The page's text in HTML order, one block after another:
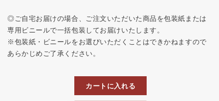
◎ご自宅お届けの場合、ご注文いただいた商品を包装紙または
専用ビニールで一括包装してお届けいたします。
※包装紙・ビニールをお選びいただくことはできかねますので
あらかじめご了承ください。
カートに入れる